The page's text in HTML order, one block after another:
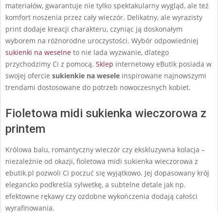
materiałów, gwarantuje nie tylko spektakularny wygląd, ale też
komfort noszenia przez cały wieczór. Delikatny, ale wyrazisty
print dodaje kreacji charakteru, czyniąc ją doskonałym
wyborem na różnorodne uroczystości. Wybór odpowiedniej
sukienki na weselne to nie lada wyzwanie, dlatego
przychodzimy Ci z pomocą. Sklep internetowy eButik posiada w
swojej ofercie sukienkie na wesele inspirowane najnowszymi
trendami dostosowane do potrzeb nowoczesnych kobiet.
Fioletowa midi sukienka wieczorowa z
printem
Królowa balu, romantyczny wieczór czy ekskluzywna kolacja –
niezależnie od okazji, fioletowa midi sukienka wieczorowa z
ebutik.pl pozwoli Ci poczuć się wyjątkowo. Jej dopasowany krój
elegancko podkreśla sylwetkę, a subtelne detale jak np.
efektowne rękawy czy ozdobne wykończenia dodają całości
wyrafinowania.